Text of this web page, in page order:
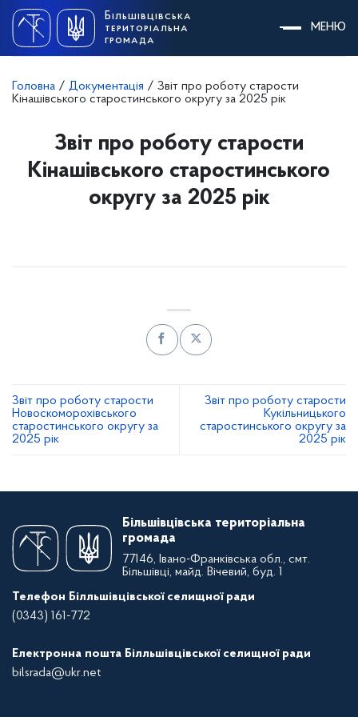
content
Більшівцівська
територіальна
громада
МЕНЮ
Головна / Документація / Звіт про роботу старости
Кінашівського старостинського округу за 2025 рік
Звіт про роботу старости
Кінашівського старостинського
округу за 2025 рік
Звіт про роботу старости
Новоскоморохівського
старостинського округу за
2025 рік
Звіт про роботу старости
Кукільницького
старостинського округу за
2025 рік
Більшівцівська територіальна
громада
77146, Івано-Франківська обл., смт.
Більшівці, майд. Вічевий, буд. 1
Телефон Білльшівцівської селищної ради
(0343) 161-772
Електронна пошта Білльшівцівської селищної ради
bilsrada@ukr.net